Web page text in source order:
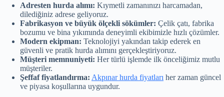
Adresten hurda alımı: Kıymetli zamanınızı harcamadan,
dilediğiniz adrese geliyoruz.
Fabrikasyon ve büyük ölçekli sökümler: Çelik çatı, fabrika
bozumu ve bina yıkımında deneyimli ekibimizle hızlı çözümler.
Modern ekipman: Teknolojiyi yakından takip ederek en
güvenli ve pratik hurda alımını gerçekleştiriyoruz.
Müşteri memnuniyeti: Her türlü işlemde ilk önceliğimiz mutlu
müşteriler.
Şeffaf fiyatlandırma: Akpınar hurda fiyatları her zaman güncel
ve piyasa koşullarına uygundur.